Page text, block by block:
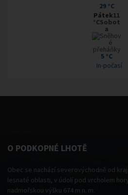
29 °C
Pátek11
°CSobot
a
5 °C
In-počasí
O PODKOPNÉ LHOTĚ
Obec se nachází severovýchodně od
lesnaté oblasti, v údolí pod vrcholem
nadmořskou výšku 674 m n. m.